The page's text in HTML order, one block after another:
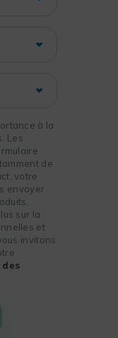
à la
Les
de
votre
envoyer
sur la
et
invitons